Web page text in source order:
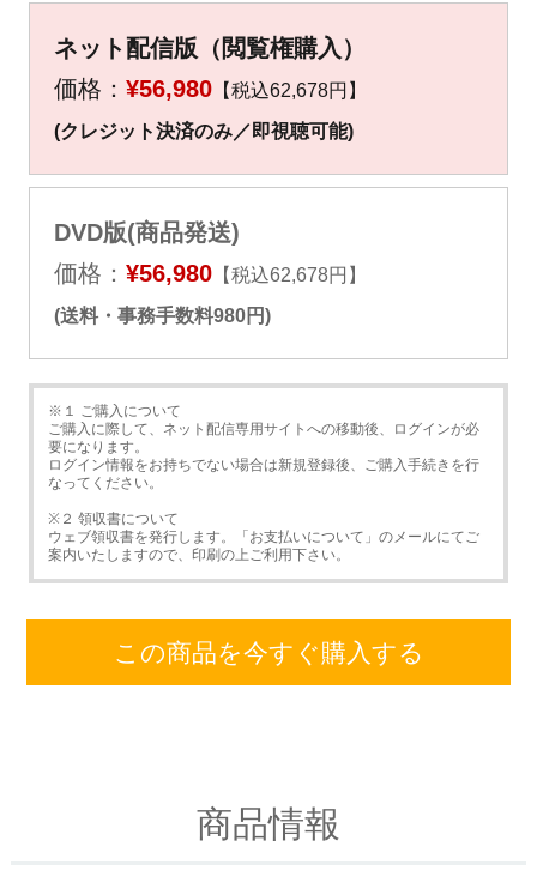
ネット配信版（閲覧権購入）
価格： ¥56,980【税込62,678円】
(クレジット決済のみ／即視聴可能)
DVD版(商品発送)
価格： ¥56,980【税込62,678円】
(送料・事務手数料980円)
※１ ご購入について
ご購入に際して、ネット配信専用サイトへの移動後、ログインが必
要になります。
ログイン情報をお持ちでない場合は新規登録後、ご購入手続きを行
なってください。
※２ 領収書について
ウェブ領収書を発行します。「お支払いについて」のメールにてご
案内いたしますので、印刷の上ご利用下さい。
この商品を今すぐ購入する
商品情報